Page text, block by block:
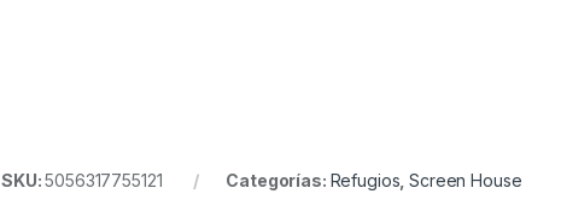
SKU:5056317755121 Categorías: Refugios ,Screen House